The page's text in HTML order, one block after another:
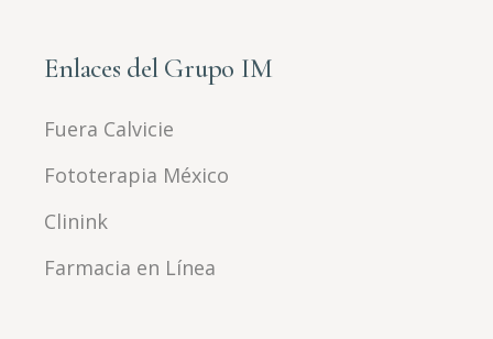
Enlaces del Grupo IM
Fuera Calvicie
Fototerapia México
Clinink
Farmacia en Línea